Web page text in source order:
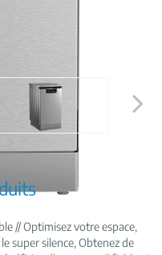
// Optimisez votre espace
super silence Obtenez de